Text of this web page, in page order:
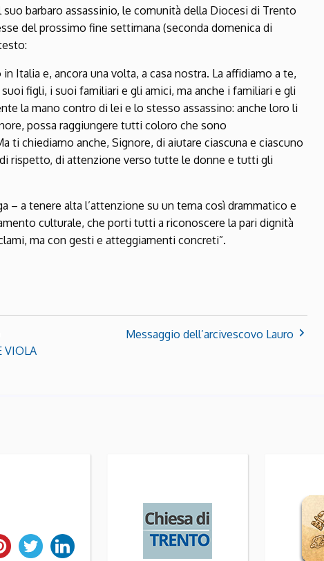
suo barbaro assassinio, le comunità della Diocesi di Trento
del prossimo fine settimana (seconda domenica di
Italia e, ancora una volta, a casa nostra. La affidiamo a te,
figli, i suoi familiari e gli amici, ma anche i familiari e gli
la mano contro di lei e lo stesso assassino: anche loro li
possa raggiungere tutti coloro che sono
ti chiediamo anche, Signore, di aiutare ciascuna e ciascuno
rispetto, di attenzione verso tutte le donne e tutti gli
– a tenere alta l’attenzione su un tema così drammatico e
culturale, che porti tutti a riconoscere la pari dignità
ma con gesti e atteggiamenti concreti”.
VIOLA
Messaggio dell’arcivescovo Lauro